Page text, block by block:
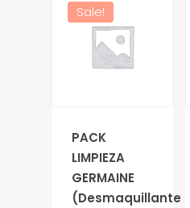
Sale!
PACK
LIMPIEZA
GERMAINE
(Desmaquillante